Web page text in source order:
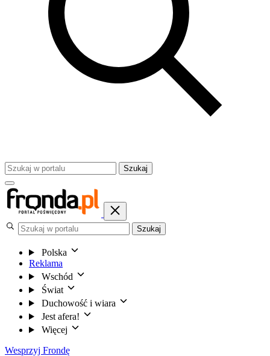
Szukaj
Szukaj
Polska
Reklama
Wschód
Świat
Duchowość i wiara
Jest afera!
Więcej
Wesprzyj Frondę